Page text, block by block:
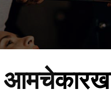
आमचे